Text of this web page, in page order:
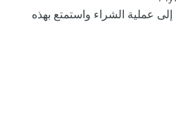
عملية الشراء واستمتع بهذه